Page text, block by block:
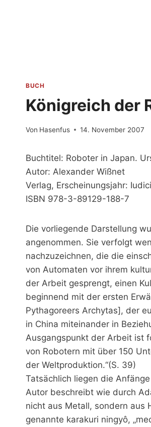
BUCH
Königreich der
Von Hasenfus 14. November 2007
Buchtitel: Roboter in Japan.
Autor: Alexander Wißnet
Verlag, Erscheinungsjahr:
ISBN 978-3-89129-188-7
Die vorliegende Darstellung
angenommen. Sie verfolgt
nachzuzeichnen, die die
von Automaten vor ihrem
der Arbeit gesprengt, einen
beginnend mit der ersten
Pythagoreers Archytas], der
in China miteinander in
Ausgangspunkt der Arbeit ist
von Robotern mit über 150
der Weltproduktion.“(S. 39)
Tatsächlich liegen die
Autor beschreibt wie durch
nicht aus Metall, sondern aus
genannte karakuri ningyô,